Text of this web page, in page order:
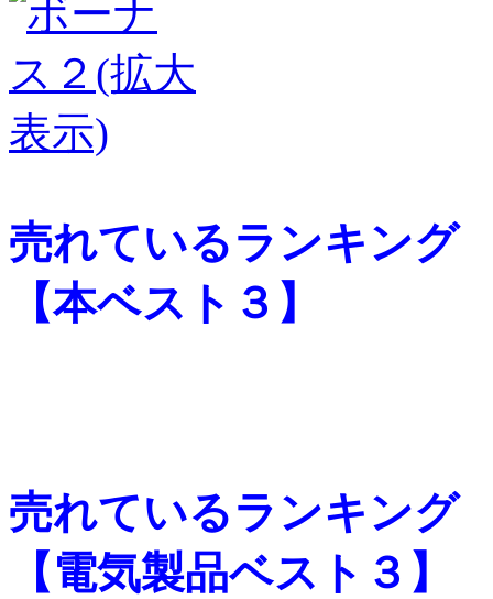
売れているランキング
【本ベスト３】
売れているランキング
【電気製品ベスト３】